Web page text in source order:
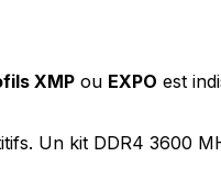
XMP ou EXPO est
Un kit DDR4 3600